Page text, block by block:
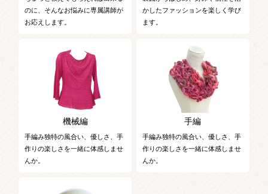
のに、そんなお悩みに専属講師が
お応えします。
かしたファッションを楽しく学び
ます。
機械編
手編み独特の風合い、優しさ、手
作りの楽しさを一緒に体感しませ
んか。
手編
手編み独特の風合い、優しさ、手
作りの楽しさを一緒に体感しませ
んか。